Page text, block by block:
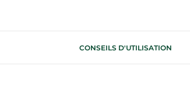
CONSEILS D'UTILISATION